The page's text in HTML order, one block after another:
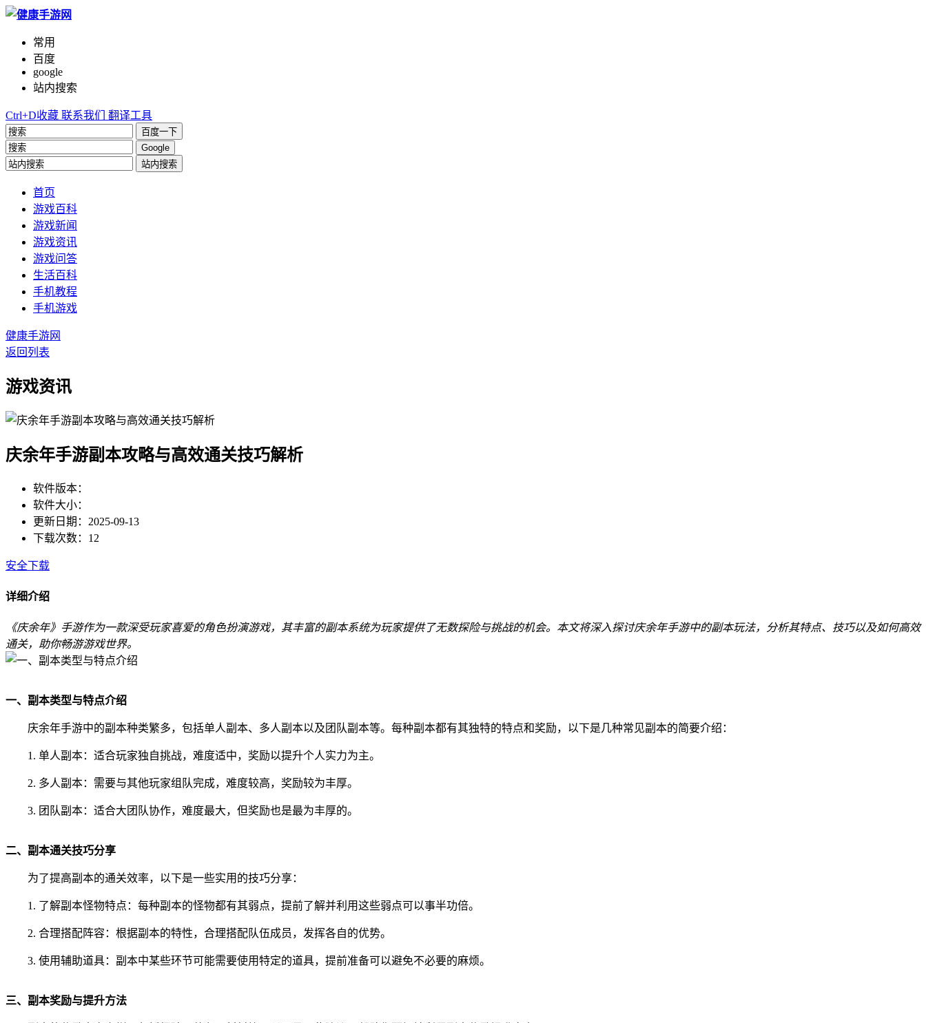
常用
百度
google
站内搜索
Ctrl+D收藏 联系我们 翻译工具
百度一下
Google
站内搜索
首页
游戏百科
游戏新闻
游戏资讯
游戏问答
生活百科
手机教程
手机游戏
健康手游网
返回列表
游戏资讯
庆余年手游副本攻略与高效通关技巧解析
软件版本：
软件大小：
更新日期：2025-09-13
下载次数：12
安全下载
详细介绍
《庆余年》手游作为一款深受玩家喜爱的角色扮演游戏，其丰富的副本系统为玩家提供了无数探险与挑战的机会。本文将深入探讨庆余年手游中的副本玩法，分析其特点、技巧以及如何高效
通关，助你畅游游戏世界。
一、副本类型与特点介绍
庆余年手游中的副本种类繁多，包括单人副本、多人副本以及团队副本等。每种副本都有其独特的特点和奖励，以下是几种常见副本的简要介绍：
1. 单人副本：适合玩家独自挑战，难度适中，奖励以提升个人实力为主。
2. 多人副本：需要与其他玩家组队完成，难度较高，奖励较为丰厚。
3. 团队副本：适合大团队协作，难度最大，但奖励也是最为丰厚的。
二、副本通关技巧分享
为了提高副本的通关效率，以下是一些实用的技巧分享：
1. 了解副本怪物特点：每种副本的怪物都有其弱点，提前了解并利用这些弱点可以事半功倍。
2. 合理搭配阵容：根据副本的特性，合理搭配队伍成员，发挥各自的优势。
3. 使用辅助道具：副本中某些环节可能需要使用特定的道具，提前准备可以避免不必要的麻烦。
三、副本奖励与提升方法